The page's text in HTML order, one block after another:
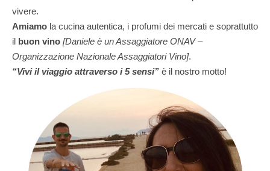
vivere.
Amiamo la cucina autentica, i profumi dei mercati e soprattutto
il buon vino [Daniele è un Assaggiatore ONAV –
Organizzazione Nazionale Assaggiatori Vino].
“Vivi il viaggio attraverso i 5 sensi” è il nostro motto!